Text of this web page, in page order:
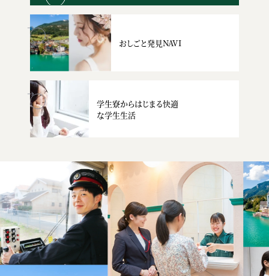
おしごと発見NAVI
学生寮からはじまる快適
な学生生活